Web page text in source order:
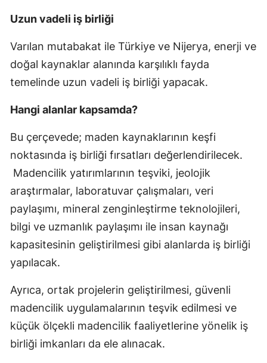
Uzun vadeli iş birliği
Varılan mutabakat ile Türkiye ve Nijerya, enerji ve
doğal kaynaklar alanında karşılıklı fayda
temelinde uzun vadeli iş birliği yapacak.
Hangi alanlar kapsamda?
Bu çerçevede; maden kaynaklarının keşfi
noktasında iş birliği fırsatları değerlendirilecek.
Madencilik yatırımlarının teşviki, jeolojik
araştırmalar, laboratuvar çalışmaları, veri
paylaşımı, mineral zenginleştirme teknolojileri,
bilgi ve uzmanlık paylaşımı ile insan kaynağı
kapasitesinin geliştirilmesi gibi alanlarda iş birliği
yapılacak.
Ayrıca, ortak projelerin geliştirilmesi, güvenli
madencilik uygulamalarının teşvik edilmesi ve
küçük ölçekli madencilik faaliyetlerine yönelik iş
birliği imkanları da ele alınacak.